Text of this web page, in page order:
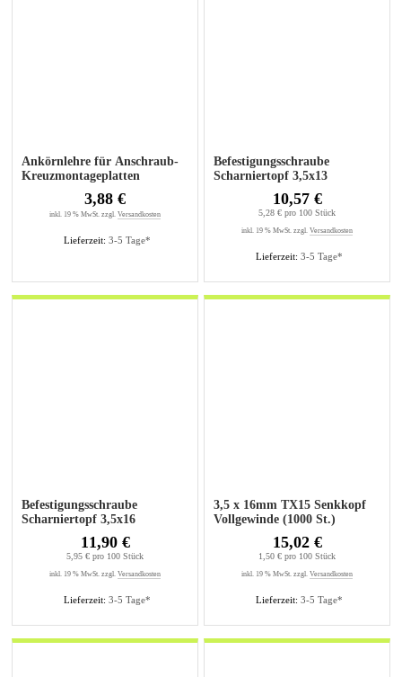
Ankörnlehre für Anschraub-
Kreuzmontageplatten
Lieferzeit: 3-5 Tage*
3,88 €
inkl. 19 % MwSt. zzgl. Versandkosten
Befestigungsschraube
Scharniertopf 3,5x13
Lieferzeit: 3-5 Tage*
10,57 €
5,28 € pro 100 Stück
inkl. 19 % MwSt. zzgl. Versandkosten
Befestigungsschraube
Scharniertopf 3,5x16
Lieferzeit: 3-5 Tage*
11,90 €
5,95 € pro 100 Stück
inkl. 19 % MwSt. zzgl. Versandkosten
3,5 x 16mm TX15 Senkkopf
Vollgewinde (1000 St.)
Lieferzeit: 3-5 Tage*
15,02 €
1,50 € pro 100 Stück
inkl. 19 % MwSt. zzgl. Versandkosten